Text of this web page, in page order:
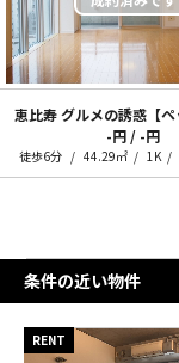
-円 / -円
徒歩6分 44.29㎡ 1K
条件の近い物件
RENT